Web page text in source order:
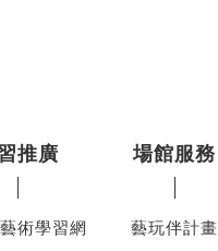
推廣
術學習網
場館服務
藝玩伴計畫